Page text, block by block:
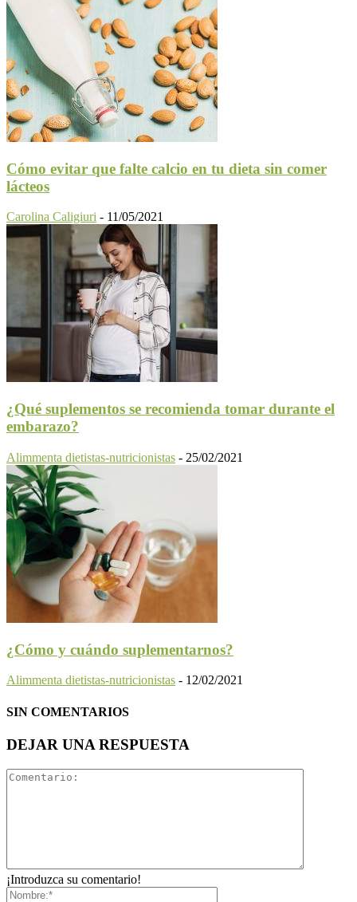
Cómo evitar que falte calcio en tu dieta sin comer
lácteos
Carolina Caligiuri - 11/05/2021
¿Qué suplementos se recomienda tomar durante el
embarazo?
Alimmenta dietistas-nutricionistas - 25/02/2021
¿Cómo y cuándo suplementarnos?
Alimmenta dietistas-nutricionistas - 12/02/2021
SIN COMENTARIOS
DEJAR UNA RESPUESTA
¡Introduzca su comentario!